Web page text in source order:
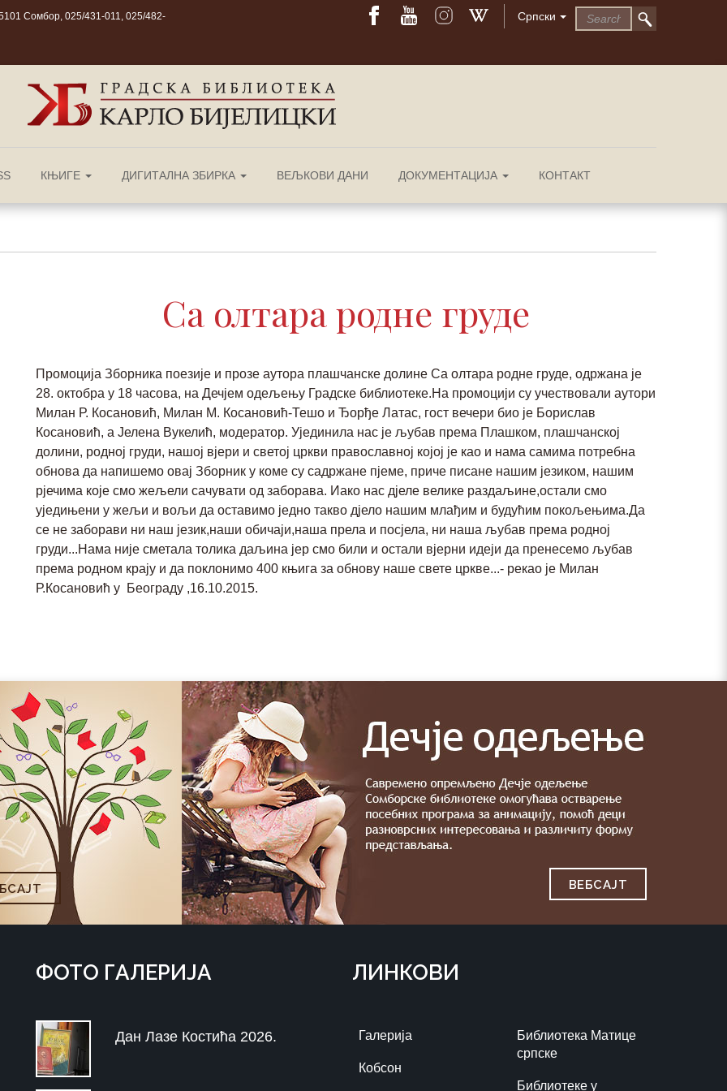
Сомбор, 025/431-011, 025/482- Српски
КЊИГЕ ДИГИТАЛНА ЗБИРКА ВЕЉКОВИ ДАНИ ДОКУМЕНТАЦИЈА КОНТАКТ
Са олтара родне груде
Промоција Зборника поезије и прозе аутора плашчанске долине Са олтара родне груде, одржана је
28. октобра у 18 часова, на Дечјем одељењу Градске библиотеке.На промоцији су учествовали аутори
Милан Р. Косановић, Милан М. Косановић-Тешо и Ђорђе Латас, гост вечери био је Борислав
Косановић, а Јелена Вукелић, модератор. Ујединила нас је љубав према Плашком, плашчанској
долини, родној груди, нашој вјери и светој цркви православној којој је као и нама самима потребна
обнова да напишемо овај Зборник у коме су садржане пјеме, приче писане нашим језиком, нашим
рјечима које смо жељели сачувати од заборава. Иако нас дјеле велике раздаљине,остали смо
уједињени у жељи и вољи да оставимо једно такво дјело нашим млађим и будућим покољењима.Да
се не заборави ни наш језик,наши обичаји,наша прела и посјела, ни наша љубав према родној
груди...Нама није сметала толика даљина јер смо били и остали вјерни идеји да пренесемо љубав
према родном крају и да поклонимо 400 књига за обнову наше свете цркве...- рекао је Милан
Р.Косановић у Београду ,16.10.2015.
ВЕБСAJТ
ФOTO ГAЛЕРИЈA
Дан Лазе Костића 2026.
ЛИНКОВИ
Галерија
Кобсон
Библиотека Матице
српске
Библиотеке у